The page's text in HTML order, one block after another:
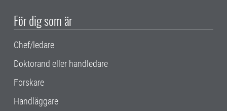
För dig som är
Chef/ledare
Doktorand eller handledare
Forskare
Handläggare